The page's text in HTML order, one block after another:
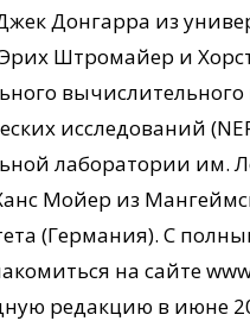
Донгарра из
Штромайер и
вычислительного
исследований
лаборатории им.
Мойер из
(Германия). С
на сайте
редакцию в июне